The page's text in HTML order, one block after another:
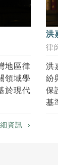
地區律
領域學
於現代
資訊 ›
洪
律
洪
紛
保
基